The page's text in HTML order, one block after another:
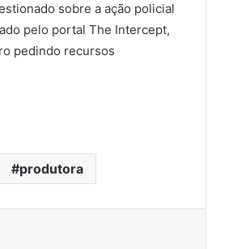
sobre a ação policial
pelo portal The Intercept,
pedindo recursos
produtora